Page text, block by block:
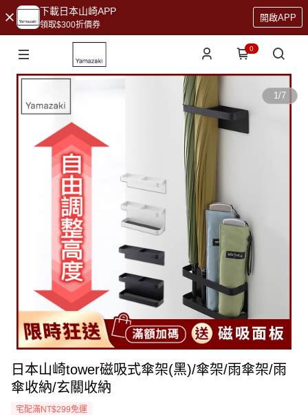
下載日本山崎APP
領取$300折價券
開啟APP
0
1/7
日本山崎tower磁吸式傘架(黑)/傘架/雨傘架/雨
傘收納/玄關收納
宅配滿NT$299免運